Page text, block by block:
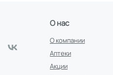
О нас
О компании
Аптеки
Акции